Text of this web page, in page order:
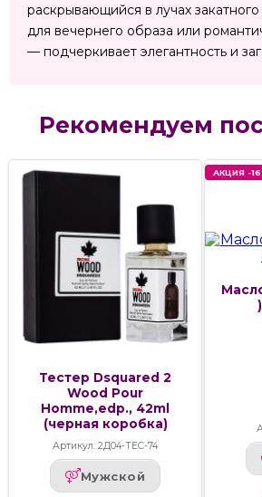
раскрывающийся в лучах
для вечернего образа или
— подчеркивает элегантность и
Рекомендуем
Тестер Dsquared 2
Wood Pour
Homme,edp., 42ml
(черная коробка)
Артикул: 2Д04-ТЕС-74
Мужской
АКЦИЯ -